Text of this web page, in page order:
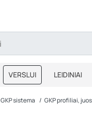
VERSLUI LEIDINIAI
MOKIBLOGAS
GKP sistema GKP profiliai,